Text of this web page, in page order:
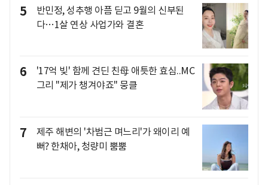
5
반민정, 성추행 아픔 딛고 9월의 신부된
다…1살 연상 사업가와 결혼
6
'17억 빚' 함께 견딘 친母 애틋한 효심..MC
그리 "제가 챙겨야죠" 뭉클
7
제주 해변의 '차범근 며느리'가 왜이리 예
뻐? 한채아, 청량미 뿜뿜